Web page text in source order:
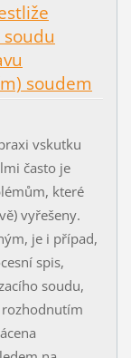
soudem
vskutku
často je
které
vyřešeny.
je i případ,
spis,
soudu,